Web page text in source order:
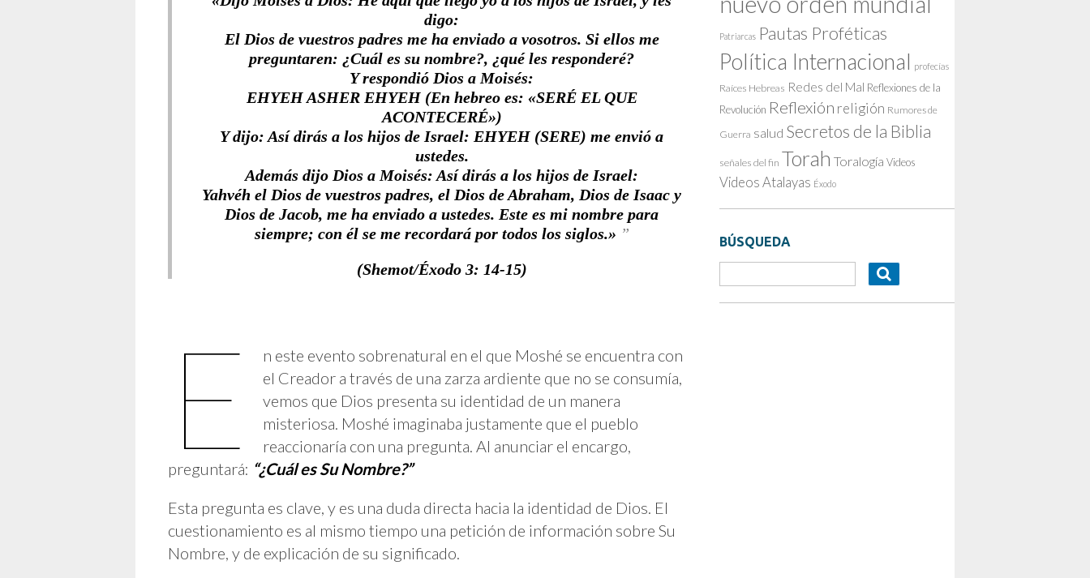
digo:
El Dios de vuestros padres me ha enviado a vosotros. Si ellos me
preguntaren: ¿Cuál es su nombre?, ¿qué les responderé?
Y respondió Dios a Moisés:
EHYEH ASHER EHYEH (En hebreo es: «SERÉ EL QUE
ACONTECERÉ»)
Y dijo: Así dirás a los hijos de Israel: EHYEH (SERE) me envió a
ustedes.
Además dijo Dios a Moisés: Así dirás a los hijos de Israel:
Yahvéh el Dios de vuestros padres, el Dios de Abraham, Dios de Isaac y
Dios de Jacob, me ha enviado a ustedes. Este es mi nombre para
siempre; con él se me recordará por todos los siglos.»
(Shemot/Éxodo 3: 14-15)
E
n este evento sobrenatural en el que Moshé se encuentra con
el Creador a través de una zarza ardiente que no se consumía,
vemos que Dios presenta su identidad de un manera
misteriosa. Moshé imaginaba justamente que el pueblo
reaccionaría con una pregunta. Al anunciar el encargo,
preguntará: “¿Cuál es Su Nombre?”
Esta pregunta es clave, y es una duda directa hacia la identidad de Dios. El
cuestionamiento es al mismo tiempo una petición de información sobre Su
Nombre, y de explicación de su significado.
Patriarcas Pautas Proféticas
Política Internacional profecías
Raíces Hebreas Redes del Mal Reflexiones de la
Revolución Reflexión religión Rumores de
Guerra salud Secretos de la Biblia
señales del fin Torah Toralogía Videos
Videos Atalayas Éxodo
BÚSQUEDA